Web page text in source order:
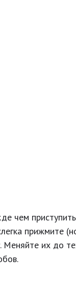
чем
прижмите
Меняйте их до